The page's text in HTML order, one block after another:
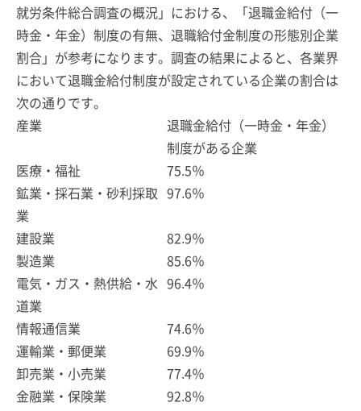
就労条件総合調査の概況」における、「退職金給付（一
時金・年金）制度の有無、退職給付金制度の形態別企業
割合」が参考になります。調査の結果によると、各業界
において退職金給付制度が設定されている企業の割合は
次の通りです。
産業
退職金給付（一時金・年金）
制度がある企業
医療・福祉
75.5％
鉱業・採石業・砂利採取
業
97.6％
建設業
82.9％
製造業
85.6％
電気・ガス・熱供給・水
道業
96.4％
情報通信業
74.6％
運輸業・郵便業
69.9％
卸売業・小売業
77.4％
金融業・保険業
92.8％